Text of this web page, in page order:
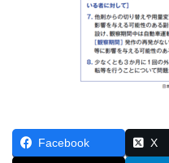
Facebook X